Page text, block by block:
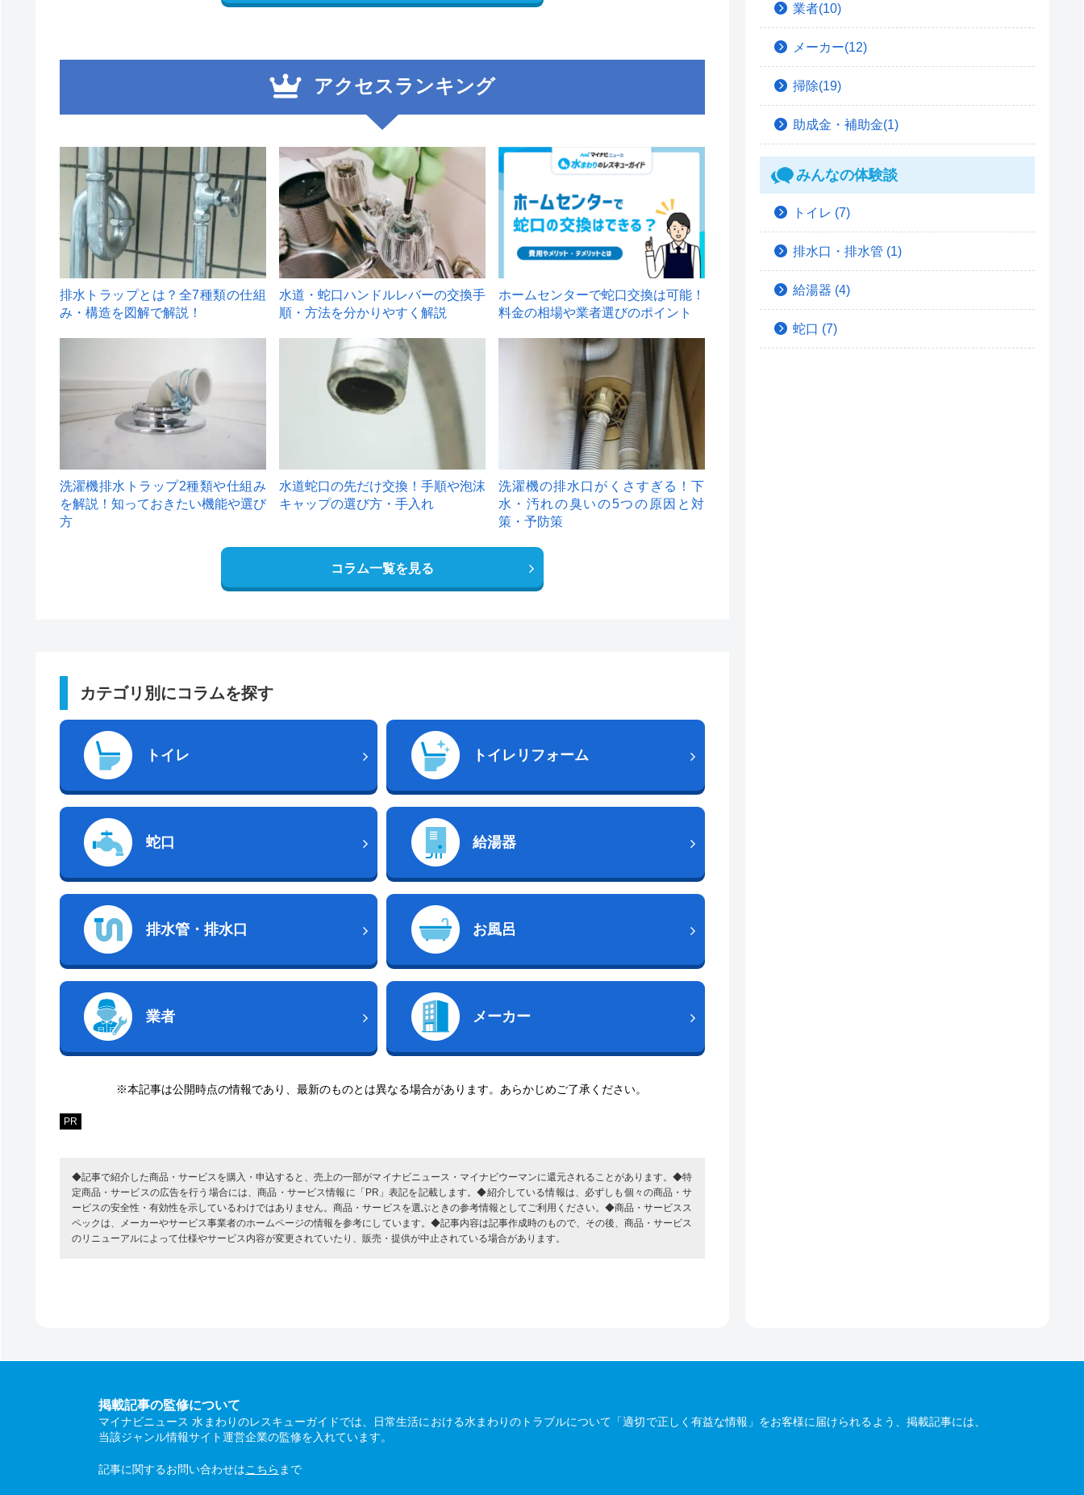
アクセスランキング
1
排水トラップとは？全7種類の仕組
み・構造を図解で解説！
2
水道・蛇口ハンドルレバーの交換手
順・方法を分かりやすく解説
ホームセンターで蛇口交換は可能！
料金の相場や業者選びのポイント
洗濯機排水トラップ2種類や仕組み
を解説！知っておきたい機能や選び
方
水道蛇口の先だけ交換！手順や泡沫
キャップの選び方・手入れ
洗濯機の排水口がくさすぎる！下
水・汚れの臭いの5つの原因と対
策・予防策
コラム一覧を見る
カテゴリ別にコラムを探す
トイレ トイレリフォーム
蛇口 給湯器
排水管・排水口 お風呂
業者 メーカー
※本記事は公開時点の情報であり、最新のものとは異なる場合があります。あらかじめご了承ください。
PR
◆記事で紹介した商品・サービスを購入・申込すると、売上の一部がマイナビニュース・マイナビウーマンに還元されることがあります。◆特
定商品・サービスの広告を行う場合には、商品・サービス情報に「PR」表記を記載します。◆紹介している情報は、必ずしも個々の商品・サ
ービスの安全性・有効性を示しているわけではありません。商品・サービスを選ぶときの参考情報としてご利用ください。◆商品・サービスス
ペックは、メーカーやサービス事業者のホームページの情報を参考にしています。◆記事内容は記事作成時のもので、その後、商品・サービス
のリニューアルによって仕様やサービス内容が変更されていたり、販売・提供が中止されている場合があります。
業者(10)
メーカー(12)
掃除(19)
助成金・補助金(1)
みんなの体験談
トイレ (7)
排水口・排水管 (1)
給湯器 (4)
蛇口 (7)
掲載記事の監修について
マイナビニュース 水まわりのレスキューガイドでは、日常生活における水まわりのトラブルについて「適切で正しく有益な情報」をお客様に届けられるよう、掲載記事には、
当該ジャンル情報サイト運営企業の監修を入れています。
記事に関するお問い合わせはこちら まで